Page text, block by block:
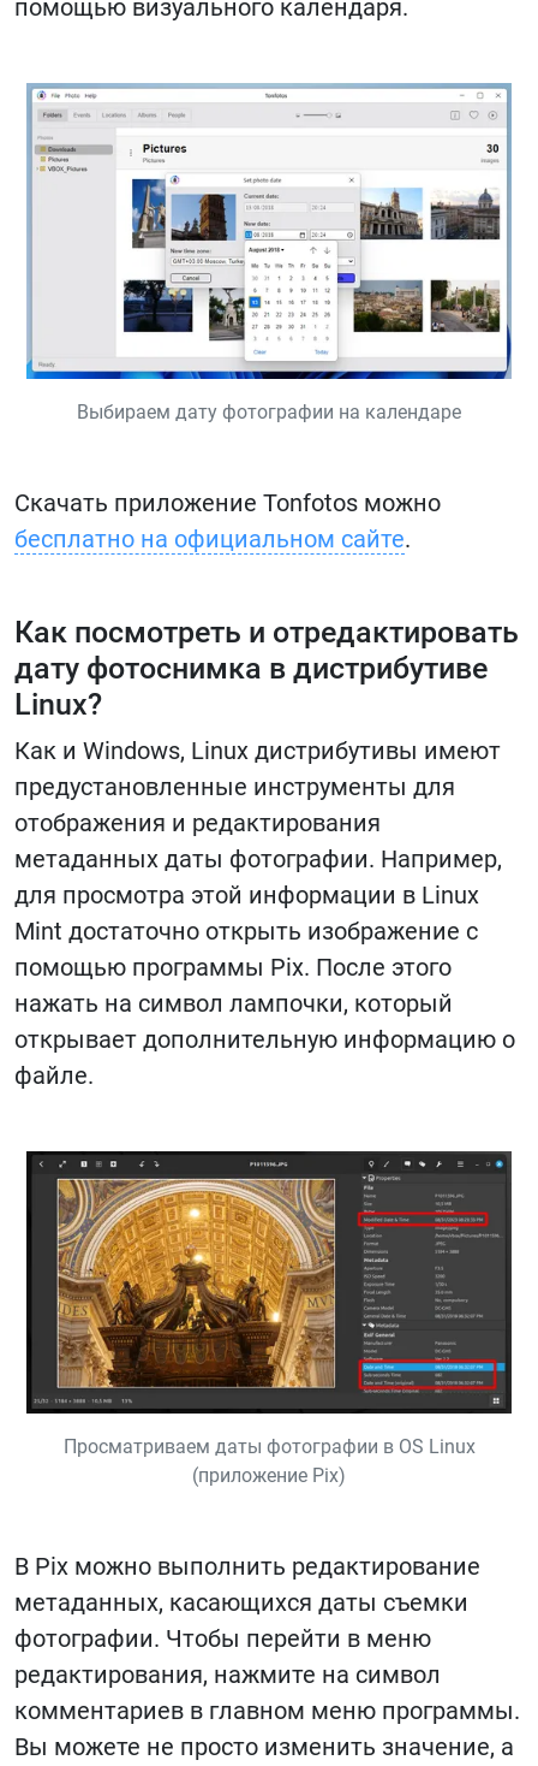
помощью визуального календаря.
Выбираем дату фотографии на календаре
Скачать приложение Tonfotos можно
бесплатно на официальном сайте.
Как посмотреть и отредактировать
дату фотоснимка в дистрибутиве
Linux?
Как и Windows, Linux дистрибутивы имеют
предустановленные инструменты для
отображения и редактирования
метаданных даты фотографии. Например,
для просмотра этой информации в Linux
Mint достаточно открыть изображение с
помощью программы Pix. После этого
нажать на символ лампочки, который
открывает дополнительную информацию о
файле.
Просматриваем даты фотографии в OS Linux
(приложение Pix)
В Pix можно выполнить редактирование
метаданных, касающихся даты съемки
фотографии. Чтобы перейти в меню
редактирования, нажмите на символ
комментариев в главном меню программы.
Вы можете не просто изменить значение, а